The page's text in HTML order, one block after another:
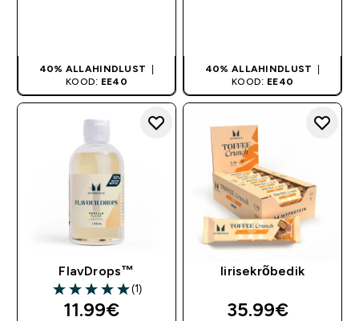
40% ALLAHINDLUST
KOOD: EE40
40% ALLAHINDLUST
KOOD: EE40
FlavDrops™
5 out of 5 stars
(1)
11.99€‎
Iirisekrõbedik
35.99€‎